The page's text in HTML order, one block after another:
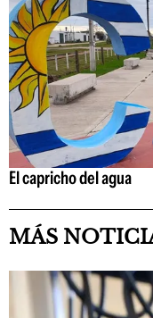
El capricho del agua
MÁS